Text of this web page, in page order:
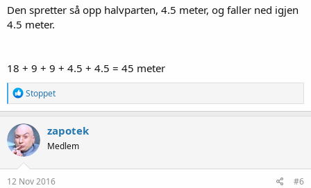
Den spretter så opp halvparten, 4.5 meter, og faller ned igjen
4.5 meter.
18 + 9 + 9 + 4.5 + 4.5 = 45 meter
R
e
a
k
s
j
o
n
e
Stoppet
zapotek
Medlem
12 Nov 2016 #6